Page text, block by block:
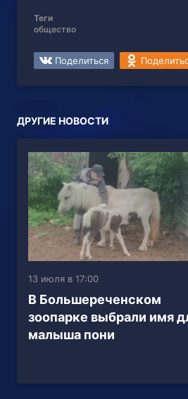
Теги
общество
Поделиться
ДРУГИЕ НОВОСТИ
13 июля в 17:00
В Большереченском
зоопарке выбрали имя
малыша пони